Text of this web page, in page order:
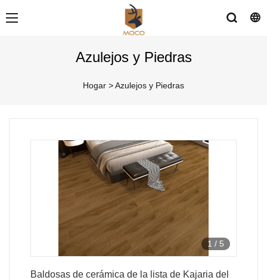
Azulejos y Piedras
Hogar >Azulejos y Piedras
1 / 5
Baldosas de cerámica de la lista de Kajaria del